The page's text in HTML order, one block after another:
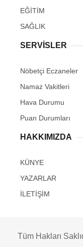
EĞİTİM
SAĞLIK
SERVİSLER
Nöbetçi Eczaneler
Namaz Vakitleri
Hava Durumu
Puan Durumları
HAKKIMIZDA
KÜNYE
YAZARLAR
İLETİŞİM
Tüm Hakları